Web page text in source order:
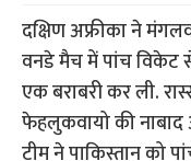
दक्षिण अफ्रीका ने
वनडे मैच में पांच विकेट
एक बराबरी कर ली.
फेहलुकवायो की
टीम ने पाकिस्तान को